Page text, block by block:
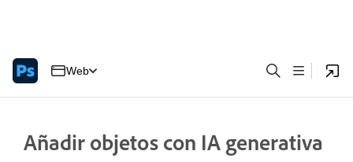
Web
Añadir objetos con IA generativa